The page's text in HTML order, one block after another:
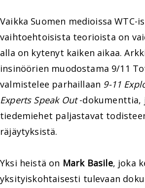
Vaikka Suomen medioissa WTC-
vaihtoehtoisista teorioista on
alla on kytenyt kaiken aikaa.
insinöörien muodostama 9/11
valmistelee parhaillaan 9-11
Experts Speak Out-dokumenttia,
tiedemiehet paljastavat
räjäytyksistä.
Yksi heistä on Mark Basile, joka
yksityiskohtaisesti tulevaan